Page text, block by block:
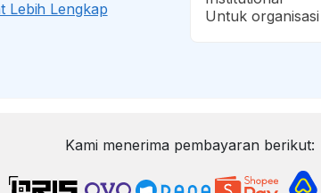
Lebih Lengkap
Untuk organisasi
Kami menerima pembayaran berikut: